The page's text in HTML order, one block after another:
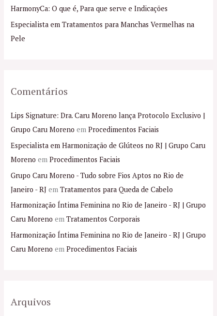
p
o
r
HarmonyCa: O que é, Para que serve e Indicações
Especialista em Tratamentos para Manchas Vermelhas na
Pele
Comentários
Lips Signature: Dra. Caru Moreno lança Protocolo Exclusivo |
Grupo Caru Moreno emProcedimentos Faciais
Especialista em Harmonização de Glúteos no RJ | Grupo Caru
Moreno emProcedimentos Faciais
Grupo Caru Moreno - Tudo sobre Fios Aptos no Rio de
Janeiro - RJ emTratamentos para Queda de Cabelo
Harmonização Íntima Feminina no Rio de Janeiro - RJ | Grupo
Caru Moreno emTratamentos Corporais
Harmonização Íntima Feminina no Rio de Janeiro - RJ | Grupo
Caru Moreno emProcedimentos Faciais
Arquivos